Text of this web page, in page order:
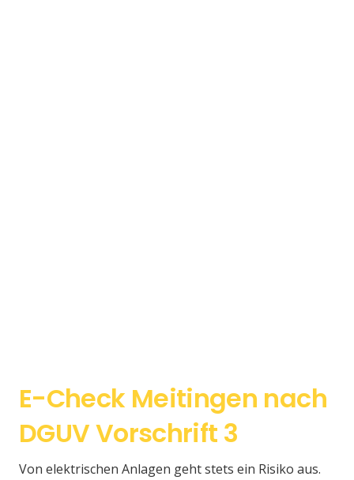
E-Check Meitingen nach
DGUV Vorschrift 3
Von elektrischen Anlagen geht stets ein Risiko aus.